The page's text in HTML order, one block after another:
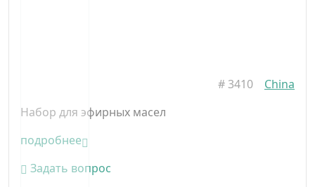
#3410
China
Набор для эфирных масел
подробнее
Задать вопрос